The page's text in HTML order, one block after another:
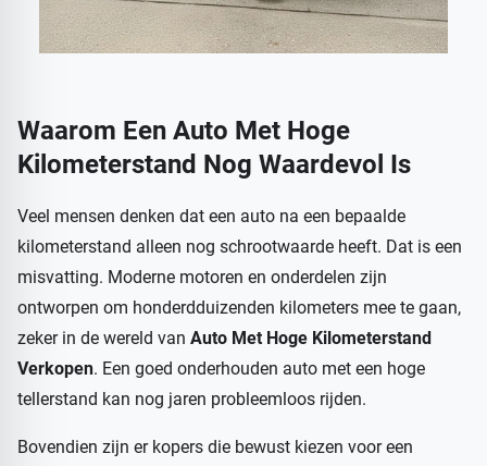
Waarom Een Auto Met Hoge
Kilometerstand Nog Waardevol Is
Veel mensen denken dat een auto na een bepaalde
kilometerstand alleen nog schrootwaarde heeft. Dat is een
misvatting. Moderne motoren en onderdelen zijn
ontworpen om honderdduizenden kilometers mee te gaan,
zeker in de wereld van Auto Met Hoge Kilometerstand
Verkopen. Een goed onderhouden auto met een hoge
tellerstand kan nog jaren probleemloos rijden.
Bovendien zijn er kopers die bewust kiezen voor een